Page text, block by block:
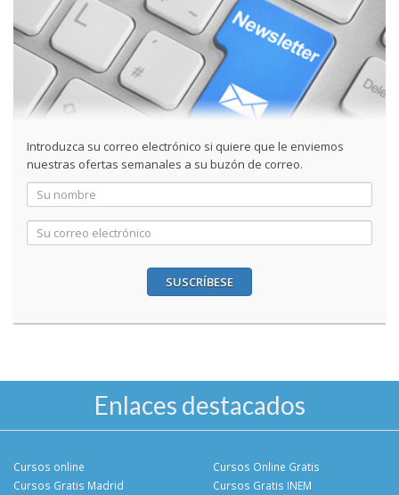
Introduzca su correo electrónico si quiere que le enviemos
nuestras ofertas semanales a su buzón de correo.
SUSCRÍBESE
Enlaces destacados
Cursos online
Cursos Gratis Madrid
Cursos Online Gratis
Cursos Gratis INEM